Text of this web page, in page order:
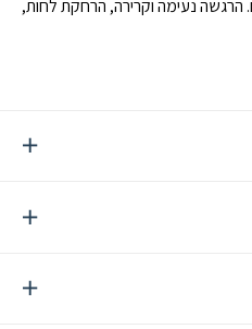
הרגשה נעימה וקרירה, הרחקת לחות,